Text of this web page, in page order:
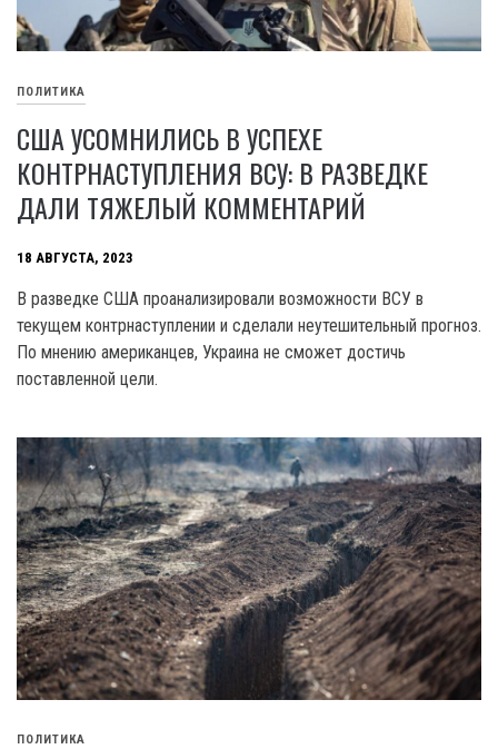
ПОЛИТИКА
США УСОМНИЛИСЬ В УСПЕХЕ
КОНТРНАСТУПЛЕНИЯ ВСУ: В РАЗВЕДКЕ
ДАЛИ ТЯЖЕЛЫЙ КОММЕНТАРИЙ
18 АВГУСТА, 2023
В разведке США проанализировали возможности ВСУ в
текущем контрнаступлении и сделали неутешительный прогноз.
По мнению американцев, Украина не сможет достичь
поставленной цели.
ПОЛИТИКА